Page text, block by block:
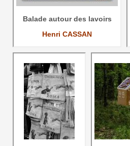
Balade autour des lavoirs
Henri CASSAN